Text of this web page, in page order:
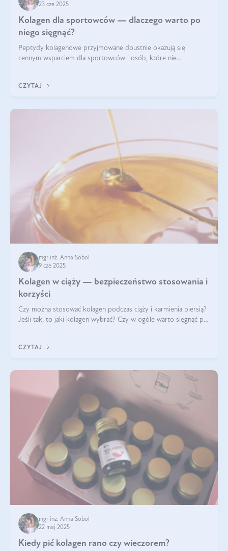
23 cze 2025
Kolagen dla sportowców — dlaczego warto po
niego sięgnąć?
Peptydy kolagenowe przyjmowane doustnie okazują się
cennym wsparciem dla sportowców i osób, które nie
CZYTAJ
mgr inż. Anna Sobol
9 cze 2025
Kolagen w ciąży — bezpieczeństwo stosowania i
korzyści
Czy można stosować kolagen podczas ciąży i karmienia piersią?
Jeśli tak, to jaki kolagen wybrać? Czy w ogóle warto sięgnąć po
CZYTAJ
mgr inż. Anna Sobol
22 maj 2025
Kiedy pić kolagen rano czy wieczorem?